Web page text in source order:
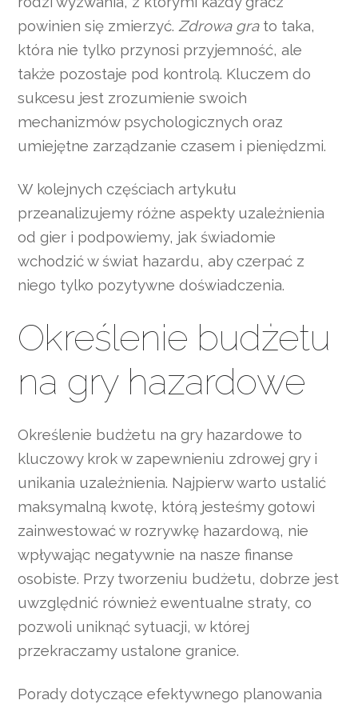
powinien się zmierzyć. Zdrowa grato taka,
która nie tylko przynosi przyjemność, ale
także pozostaje pod kontrolą. Kluczem do
sukcesu jest zrozumienie swoich
mechanizmów psychologicznych oraz
umiejętne zarządzanie czasem i pieniędzmi.
W kolejnych częściach artykułu
przeanalizujemy różne aspekty uzależnienia
od gier i podpowiemy, jak świadomie
wchodzić w świat hazardu, aby czerpać z
niego tylko pozytywne doświadczenia.
Określenie budżetu
na gry hazardowe
Określenie budżetu na gry hazardowe to
kluczowy krok w zapewnieniu zdrowej gry i
unikania uzależnienia. Najpierw warto ustalić
maksymalną kwotę, którą jesteśmy gotowi
zainwestować w rozrywkę hazardową, nie
wpływając negatywnie na nasze finanse
osobiste. Przy tworzeniu budżetu, dobrze jest
uwzględnić również ewentualne straty, co
pozwoli uniknąć sytuacji, w której
przekraczamy ustalone granice.
Porady dotyczące efektywnego planowania